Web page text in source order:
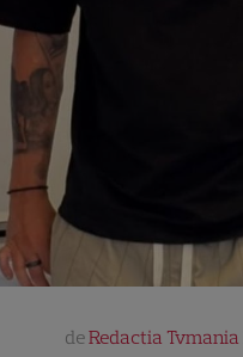
deRedactia Tvmania